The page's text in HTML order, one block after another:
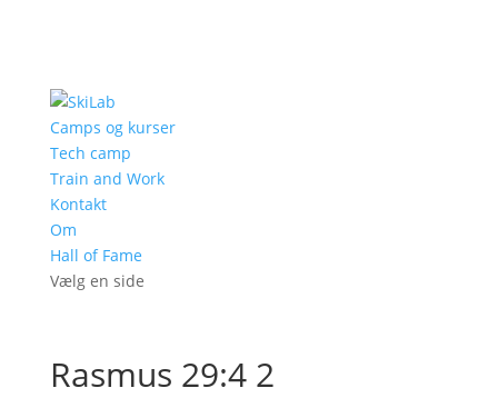
Camps og kurser
Tech camp
Train and Work
Kontakt
Om
Hall of Fame
Vælg en side
Rasmus 29:4 2